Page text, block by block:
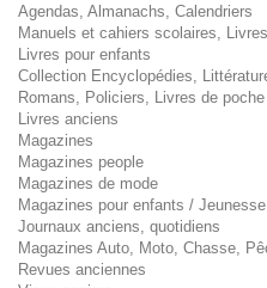
Agendas, Almanachs, Calendriers
Manuels et cahiers scolaires,
Livres pour enfants
Collection Encyclopédies,
Romans, Policiers, Livres de poche
Livres anciens
Magazines
Magazines people
Magazines de mode
Magazines pour enfants / Jeunesse
Journaux anciens, quotidiens
Magazines Auto, Moto, Chasse,
Revues anciennes